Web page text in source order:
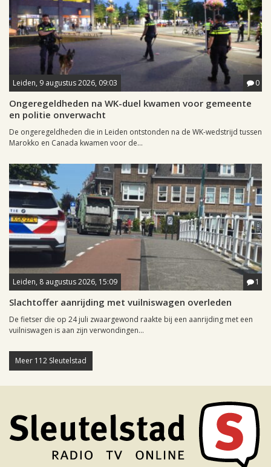
Leiden, 9 augustus 2026, 09:03 0
Ongeregeldheden na WK-duel kwamen voor gemeente
en politie onverwacht
De ongeregeldheden die in Leiden ontstonden na de WK-wedstrijd tussen
Marokko en Canada kwamen voor de...
Leiden, 8 augustus 2026, 15:09 1
Slachtoffer aanrijding met vuilniswagen overleden
De fietser die op 24 juli zwaargewond raakte bij een aanrijding met een
vuilniswagen is aan zijn verwondingen...
Meer 112 Sleutelstad